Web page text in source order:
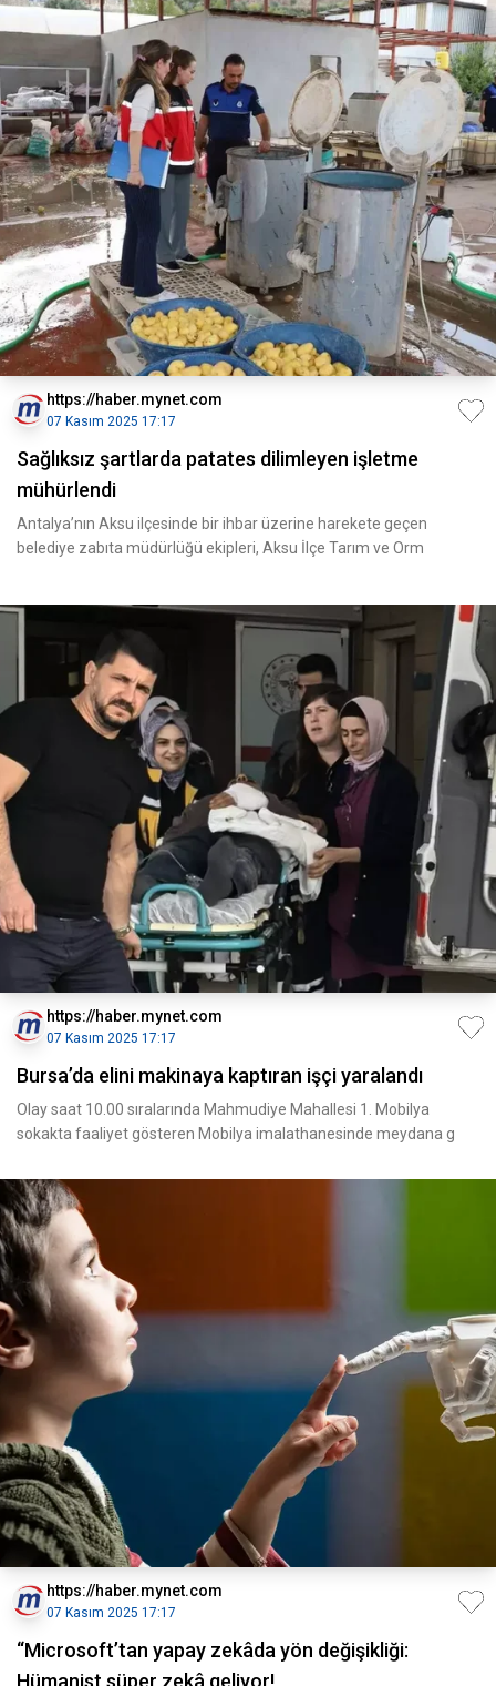
https://haber.mynet.com
07 Kasım 2025 17:17
Sağlıksız şartlarda patates dilimleyen işletme
mühürlendi
Antalya’nın Aksu ilçesinde bir ihbar üzerine harekete geçen
belediye zabıta müdürlüğü ekipleri, Aksu İlçe Tarım ve Orm
https://haber.mynet.com
07 Kasım 2025 17:17
Bursa’da elini makinaya kaptıran işçi yaralandı
Olay saat 10.00 sıralarında Mahmudiye Mahallesi 1. Mobilya
sokakta faaliyet gösteren Mobilya imalathanesinde meydana g
https://haber.mynet.com
07 Kasım 2025 17:17
“Microsoft’tan yapay zekâda yön değişikliği:
Hümanist süper zekâ geliyor!